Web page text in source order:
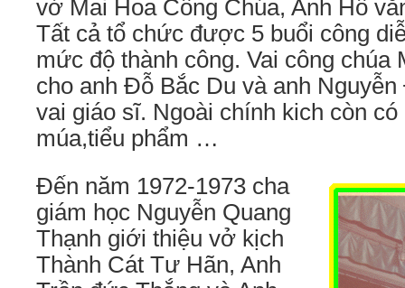
vở Mai Hoa Công Chúa, Anh Hồ
Tất cả tổ chức được 5 buổi công
mức độ thành công. Vai công chúa
cho anh Đỗ Bắc Du và anh
vai giáo sĩ. Ngoài chính kich còn
múa,tiểu phẩm …
Đến năm 1972-1973 cha
giám học Nguyễn Quang
Thạnh giới thiệu vở kịch
Thành Cát Tư Hãn, Anh